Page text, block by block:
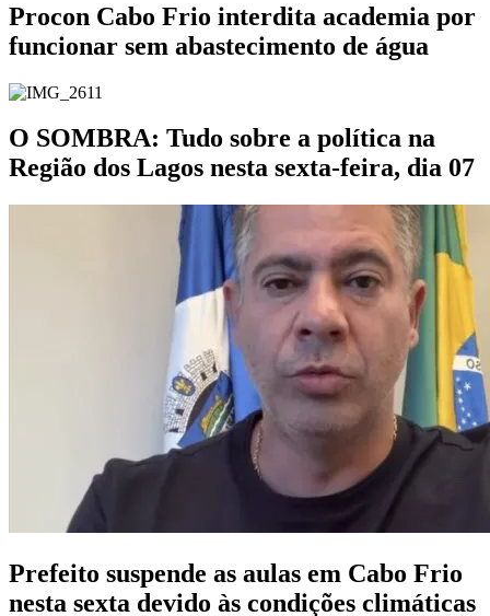
Procon Cabo Frio interdita academia por
funcionar sem abastecimento de água
O SOMBRA: Tudo sobre a política na
Região dos Lagos nesta sexta-feira, dia 07
Prefeito suspende as aulas em Cabo Frio
nesta sexta devido às condições climáticas